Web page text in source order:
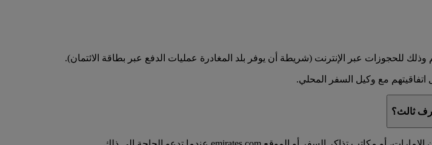
للحجوزات عبر الإنترنت (شريطة أن يوفر بلد المغادرة عمليات الدفع عبر بطاقة الائتمان).
مع وكيل السفر المحلي.
ثالث؟